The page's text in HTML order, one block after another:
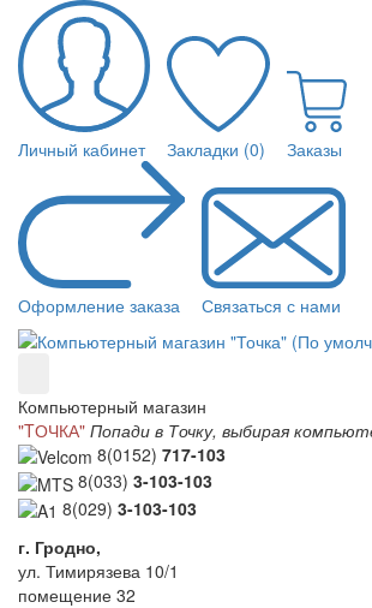
Личный кабинет Закладки (0) Заказы
Оформление заказа Связаться с нами
Компьютерный магазин
"TОЧКА" Попади в Точку, выбирая
8(0152) 717-103
8(033) 3-103-103
8(029) 3-103-103
г. Гродно,
ул. Тимирязева 10/1
помещение 32